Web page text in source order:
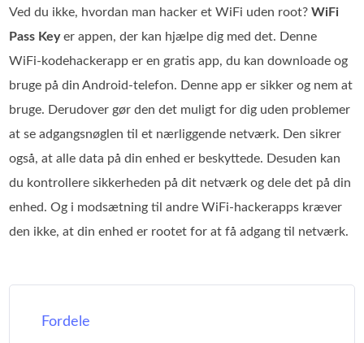
Ved du ikke, hvordan man hacker et WiFi uden root?WiFi
Pass Keyer appen, der kan hjælpe dig med det. Denne
WiFi‑kodehackerapp er en gratis app, du kan downloade og
bruge på din Android‑telefon. Denne app er sikker og nem at
bruge. Derudover gør den det muligt for dig uden problemer
at se adgangsnøglen til et nærliggende netværk. Den sikrer
også, at alle data på din enhed er beskyttede. Desuden kan
du kontrollere sikkerheden på dit netværk og dele det på din
enhed. Og i modsætning til andre WiFi‑hackerapps kræver
den ikke, at din enhed er rootet for at få adgang til netværk.
Fordele